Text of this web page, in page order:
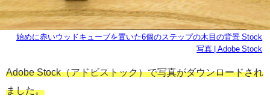
始めに赤いウッドキューブを置いた6個のステップの木目の背景 Stock
写真 | Adobe Stock
Adobe Stock（アドビストック）で写真がダウンロードされ
ました。